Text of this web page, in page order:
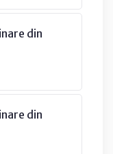
din
din